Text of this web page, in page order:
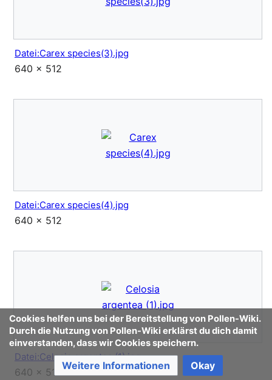
Datei:Carex species(3).jpg
640 × 512
Datei:Carex species(4).jpg
640 × 512
Datei:Celosia argentea (1).jpg
640 × 512
Cookies helfen uns bei der Bereitstellung von Pollen-Wiki.
Durch die Nutzung von Pollen-Wiki erklärst du dich damit
einverstanden, dass wir Cookies speichern.
Weitere Informationen Okay